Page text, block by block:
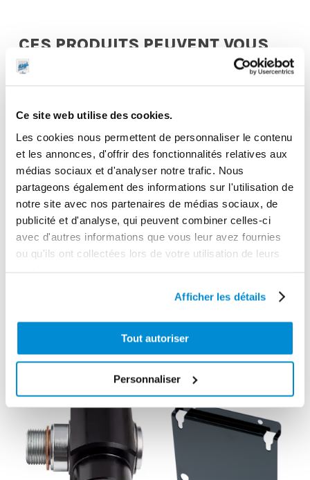
Ce site web utilise des cookies.
Les cookies nous permettent de personnaliser le contenu
et les annonces, d'offrir des fonctionnalités relatives aux
médias sociaux et d'analyser notre trafic. Nous
partageons également des informations sur l'utilisation de
notre site avec nos partenaires de médias sociaux, de
publicité et d'analyse, qui peuvent combiner celles-ci
avec d'autres informations que vous leur avez fournies
ou qu'ils ont collectées lors de votre utilisation de leurs
Afficher les détails
Tout autoriser
Personnaliser
CES PRODUITS PEUVENT VOUS
INTERESSER
enrouleur 8 m
spécial AdBlue
orientable pour
enrouleur 15 m
special AdBlue